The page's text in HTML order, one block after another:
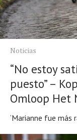
Noticias
“No estoy
puesto” –
Omloop Het
‘Marianne fue más